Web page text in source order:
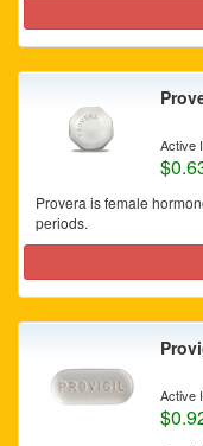
Active
Provera is female
periods.
Active